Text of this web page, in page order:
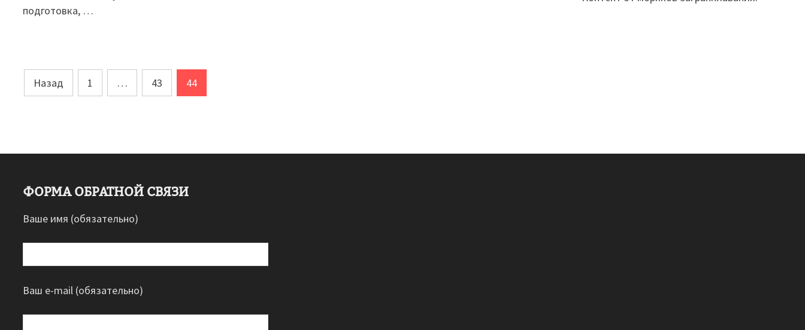
подготовка, …
Пагинация
записей
Назад 1 … 43 44
ФОРМА ОБРАТНОЙ СВЯЗИ
Ваше имя (обязательно)
Ваш e-mail (обязательно)